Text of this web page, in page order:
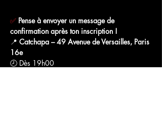
✅ Pense à envoyer un message de
confirmation après ton inscription !
📍 Catchapa – 49 Avenue de Versailles, Paris
16e
🕗 Dès 19h00